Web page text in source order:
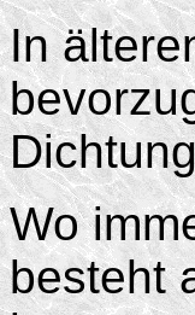
In
Wo
besteht